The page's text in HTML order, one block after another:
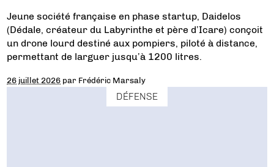
Jeune société française en phase startup, Daidelos
(Dédale, créateur du Labyrinthe et père d’Icare) conçoit
un drone lourd destiné aux pompiers, piloté à distance,
permettant de larguer jusqu’à 1200 litres.
26 juillet 2026 par Frédéric Marsaly
DÉFENSE